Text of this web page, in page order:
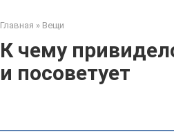
Главная » Вещи
К чему
и посоветует